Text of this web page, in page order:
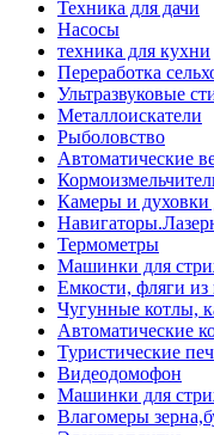
Техника для дачи
Насосы
техника для кухни
Переработка
Ультразвуковые
Металлоискатели
Рыболовство
Автоматические
Камеры и духовки
Термометры
Машинки для
Емкости, фляги
Чугунные котлы,
Автоматические
Туристические
Видеодомофон
Машинки для
Влагомеры